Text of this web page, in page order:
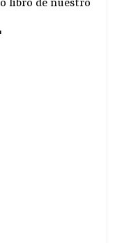
libro de nuestro